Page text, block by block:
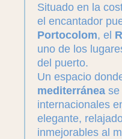
Situado en la
el encantador
Portocolom, el
uno de los
del puerto.
Un espacio
mediterránea se
internacionales
elegante,
inmejorables al